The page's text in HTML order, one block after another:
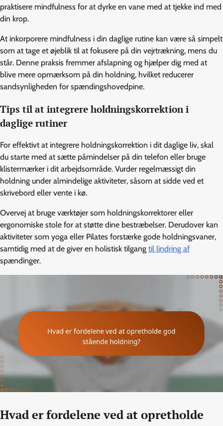
praktisere mindfulness for at dyrke en vane med at tjekke ind med
din krop.
At inkorporere mindfulness i din daglige rutine kan være så simpelt
som at tage et øjeblik til at fokusere på din vejrtrækning, mens du
står. Denne praksis fremmer afslapning og hjælper dig med at
blive mere opmærksom på din holdning, hvilket reducerer
sandsynligheden for spændingshovedpine.
Tips til at integrere holdningskorrektion i
daglige rutiner
For effektivt at integrere holdningskorrektion i dit daglige liv, skal
du starte med at sætte påmindelser på din telefon eller bruge
klistermærker i dit arbejdsområde. Vurder regelmæssigt din
holdning under almindelige aktiviteter, såsom at sidde ved et
skrivebord eller vente i kø.
Overvej at bruge værktøjer som holdningskorrektorer eller
ergonomiske stole for at støtte dine bestræbelser. Derudover kan
aktiviteter som yoga eller Pilates forstærke gode holdningsvaner,
samtidig med at de giver en holistisk tilgang til lindring af
spændinger.
Hvad er fordelene ved at opretholde